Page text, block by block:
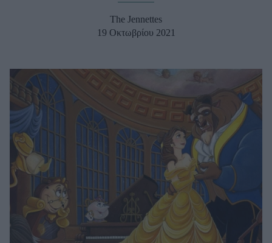
Beauty - Ομορφιά
Μαλλιά - Νύχια
Μακιγιάζ
Beauty News
Well being
Ψυχολογία
Υγεία + Διατροφή
Σχέσεις & Σεξ
Woman Power
The Jennettes
19 Οκτωβρίου 2021